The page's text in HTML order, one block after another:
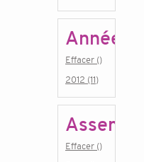
Année
Effacer ()
2012 (11)
Effacer ()